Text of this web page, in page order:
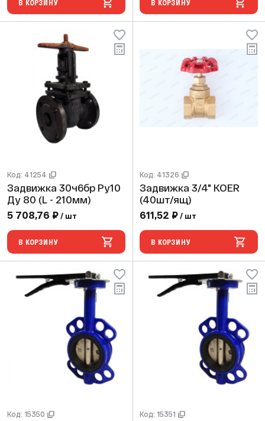
В КОРЗИНУ В КОРЗИНУ
Код: 41254
Задвижка 30ч6бр Ру10
Ду 80 (L - 210мм)
5 708,76 ₽ / шт
В КОРЗИНУ
Код: 41326
Задвижка 3/4" KOER
(40шт/ящ)
611,52 ₽ / шт
В КОРЗИНУ
Код: 15350 Код: 15351